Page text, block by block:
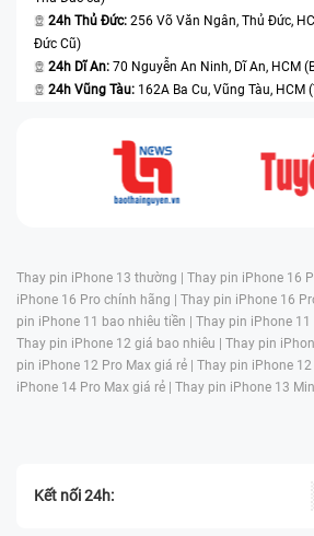
24h Thủ Đức: 256 Võ Văn Ngân, Thủ Đức,
Đức Cũ)
24h Dĩ An: 70 Nguyễn An Ninh, Dĩ An, HCM
24h Vũng Tàu: 162A Ba Cu, Vũng Tàu, HCM
Thay pin iPhone 13 thường | Thay pin iPhone 16
iPhone 16 Pro chính hãng | Thay pin iPhone 16
pin iPhone 11 bao nhiêu tiền | Thay pin iPhone
Thay pin iPhone 12 giá bao nhiêu | Thay pin
pin iPhone 12 Pro Max giá rẻ | Thay pin iPhone
iPhone 14 Pro Max giá rẻ | Thay pin iPhone 13
Kết nối 24h: